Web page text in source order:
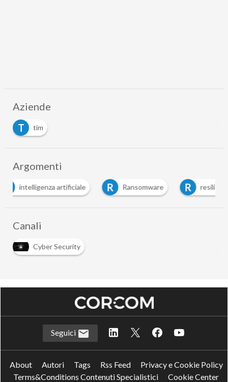
Aziende
T
tim
Argomenti
R Ransomware R resilienza T telco
Canali
Cyber Security
Seguici
About Autori Tags Rss Feed
Privacy e Cookie Policy
Terms&Conditions Contenuti Specialistici
Cookie Center